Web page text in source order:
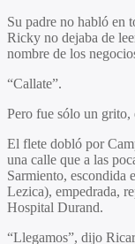
Su padre no habló en
Ricky no dejaba de
nombre de los
“Callate”.
Pero fue sólo un grito,
El flete dobló por
una calle que a las
Sarmiento, escondida
Lezica), empedrada,
Hospital Durand.
“Llegamos”, dijo